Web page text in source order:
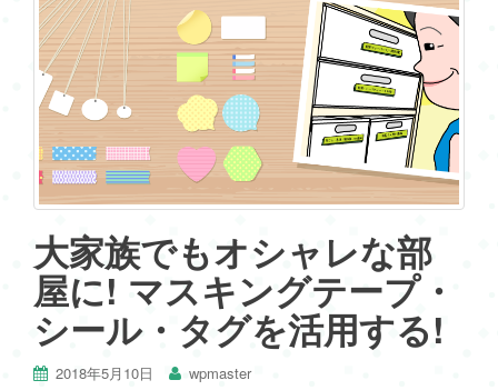
n
v
g
a
i
o
大家族でもオシャレな部
屋に! マスキングテープ・
シール・タグを活用する!
2018年5月10日 wpmaster